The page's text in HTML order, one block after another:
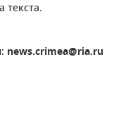
текста.
news.crimea@ria.ru